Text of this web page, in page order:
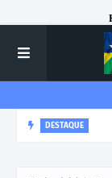
DESTAQUE